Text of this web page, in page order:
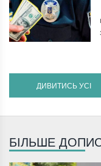
ДИВИТИСЬ УСІ
БІЛЬШЕ